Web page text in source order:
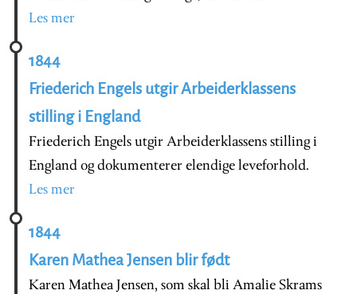
Les mer
1844
Friederich Engels utgir Arbeiderklassens
stilling i England
Friederich Engels utgir Arbeiderklassens stilling i
England og dokumenterer elendige leveforhold.
Les mer
1844
Karen Mathea Jensen blir født
Karen Mathea Jensen, som skal bli Amalie Skrams